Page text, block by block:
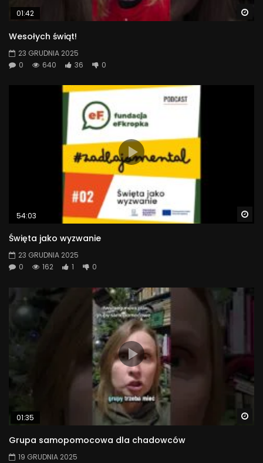
01:42
Wesołych świąt!
23 GRUDNIA 2025
0
640 36 0
54:03
Święta jako wyzwanie
23 GRUDNIA 2025
0
162 1 0
01:35
Grupa samopomocowa dla chadowców
19 GRUDNIA 2025